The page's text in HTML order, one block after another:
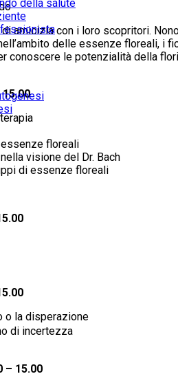
della salute
amicizia con i loro scopritori.
delle essenze floreali, i
conoscere le potenzialità della
floreali
visione del Dr. Bach
di essenze floreali
o la disperazione
di incertezza
– 15.00